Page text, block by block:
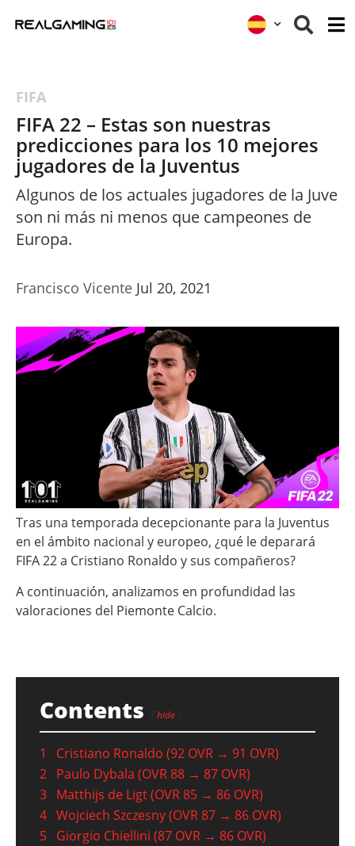
FIFA
FIFA 22 – Estas son nuestras
predicciones para los 10 mejores
jugadores de la Juventus
Algunos de los actuales jugadores de la Juve
son ni más ni menos que campeones de
Europa.
Francisco Vicente Jul 20, 2021
Tras una temporada decepcionante para la Juventus
en el ámbito nacional y europeo, ¿qué le deparará
FIFA 22 a Cristiano Ronaldo y sus compañeros?
A continuación, analizamos en profundidad las
valoraciones del Piemonte Calcio.
Contents hide
1
Cristiano Ronaldo (92 OVR → 91 OVR)
2 Paulo Dybala (OVR 88 → 87 OVR)
3 Matthijs de Ligt (OVR 85 → 86 OVR)
4 Wojciech Szczesny (OVR 87 → 86 OVR)
5 Giorgio Chiellini (87 OVR → 86 OVR)